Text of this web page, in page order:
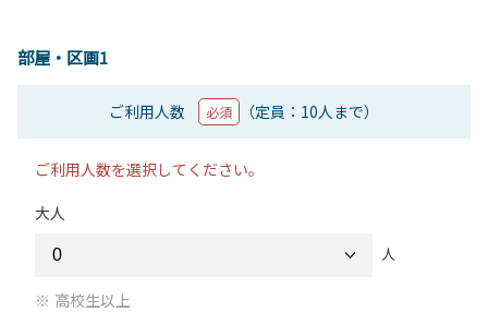
部屋・区画1
ご利用人数 必須 （定員：10人まで）
ご利用人数を選択してください。
大人
人
高校生以上